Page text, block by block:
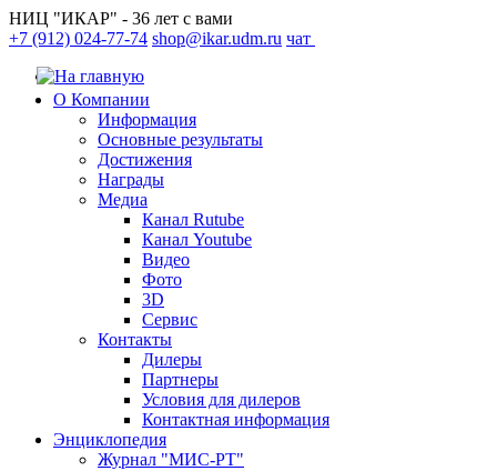
НИЦ "ИКАР" - 36 лет с вами
+7 (912) 024-77-74 shop@ikar.udm.ru чат
О Компании
Информация
Основные результаты
Достижения
Награды
Медиа
Канал Rutube
Канал Youtube
Видео
Фото
3D
Сервис
Контакты
Дилеры
Партнеры
Условия для дилеров
Контактная информация
Энциклопедия
Журнал "МИС-РТ"